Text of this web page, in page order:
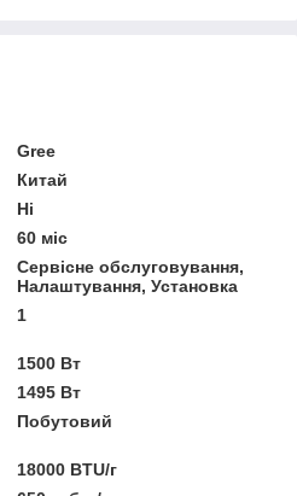
Gree
Китай
Ні
60 міс
Сервісне обслуговування,
Налаштування, Установка
1
1500 Вт
1495 Вт
Побутовий
18000 BTU/г